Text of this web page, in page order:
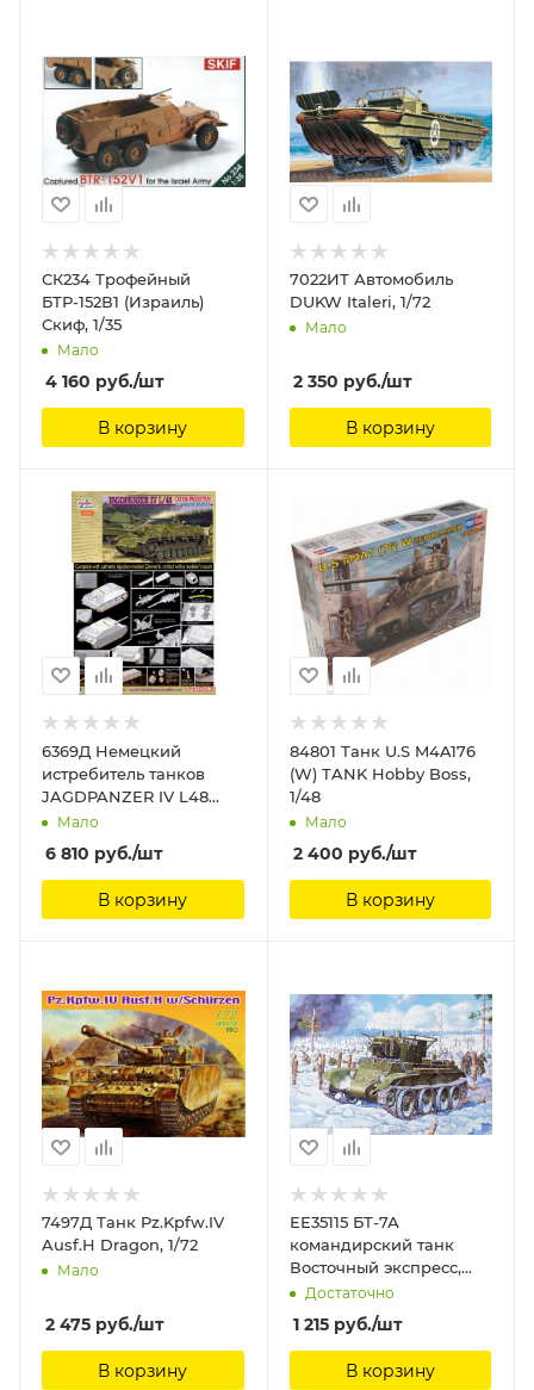
СК234 Трофейный
БТР-152В1 (Израиль)
Скиф, 1/35
Мало
4 160 руб./шт
В корзину
7022ИТ Автомобиль
DUKW Italeri, 1/72
Мало
2 350 руб./шт
В корзину
6369Д Немецкий
истребитель танков
JAGDPANZER IV L48
Dragon, 1/35
Мало
6 810 руб./шт
В корзину
84801 Танк U.S M4A176
(W) TANK Hobby Boss,
1/48
Мало
2 400 руб./шт
В корзину
7497Д Танк Pz.Kpfw.IV
Ausf.H Dragon, 1/72
Мало
2 475 руб./шт
В корзину
ЕЕ35115 БТ-7А
командирский танк
Восточный экспресс,
1/35Достаточно
1 215руб./шт
В корзину